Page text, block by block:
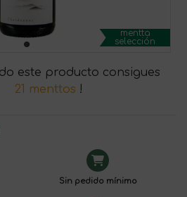
mentta
selección
este producto consigues
21 menttos !
Sin pedido mínimo